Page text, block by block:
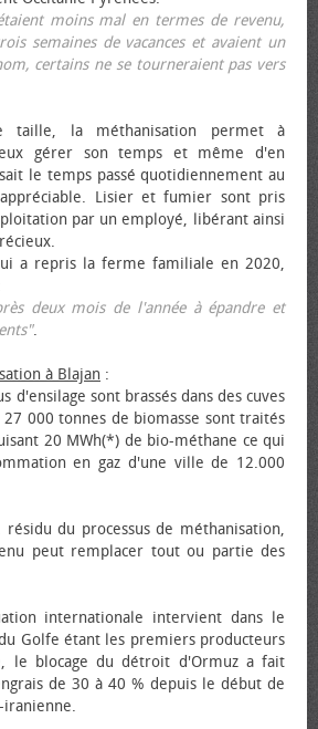
moins mal en termes de revenu,
semaines de vacances et avaient un
certains ne se tourneraient pas vers
taille, la méthanisation permet à
gérer son temps et même d'en
le temps passé quotidiennement au
Lisier et fumier sont pris
par un employé, libérant ainsi
a repris la ferme familiale en 2020,
deux mois de l'année à épandre et
.
à Blajan :
d'ensilage sont brassés dans des cuves
27 000 tonnes de biomasse sont traités
20 MWh(*) de bio-méthane ce qui
en gaz d'une ville de 12.000
du processus de méthanisation,
peut remplacer tout ou partie des
internationale intervient dans le
du Golfe étant les premiers producteurs
le blocage du détroit d'Ormuz a fait
de 30 à 40 % depuis le début de
iranienne.